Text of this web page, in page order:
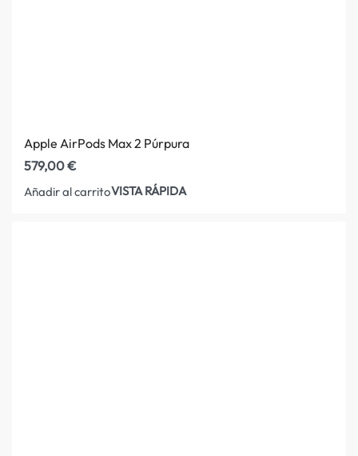
Apple AirPods Max 2 Púrpura
579,00€
Añadir al carritoVISTA RÁPIDA